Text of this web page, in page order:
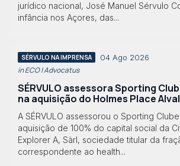
jurídico nacional, José Manuel Sérvulo
infância nos Açores, das...
SÉRVULO NA IMPRENSA 04 Ago 2026
in ECO | Advocatus
SÉRVULO assessora Sporting
na aquisição do Holmes Place
A SÉRVULO assessorou o Sporting
aquisição de 100% do capital social da
Explorer A, Sàrl, sociedade titular da
correspondente ao health...